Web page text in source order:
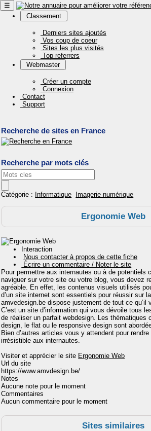
☰
Classement
Derniers sites ajoutés
Vos coup de coeur
Sites les plus visités
Top referrers
Webmaster
Créer un compte
Connexion
Contact
Support
Recherche de sites en France
Recherche par mots clés
Catégorie : Informatique Imagerie numérique
Ergonomie Web
Interaction
Nous contacter à propos de cette fiche
Écrire un commentaire / Noter le site
Pour permettre aux internautes ou à de potentiels
naviguer sur votre site ou votre blog, vous devez
agréable. En effet, les contenus visuels utilisés
d’un site internet sont essentiels pour réussir sur
amvedesign.be dispose justement de tout ce qu’il
C’est un site d’information qui vous dévoile tous
de réaliser un parfait webdesign. Les thématiques
design, le flat ou le responsive design sont
Bien d’autres articles vous y attendent pour
irrésistible aux internautes.
Visiter et apprécier le site Ergonomie Web
Url du site
https://www.amvdesign.be/
Notes
Aucune note pour le moment
Commentaires
Aucun commentaire pour le moment
Sites similaires